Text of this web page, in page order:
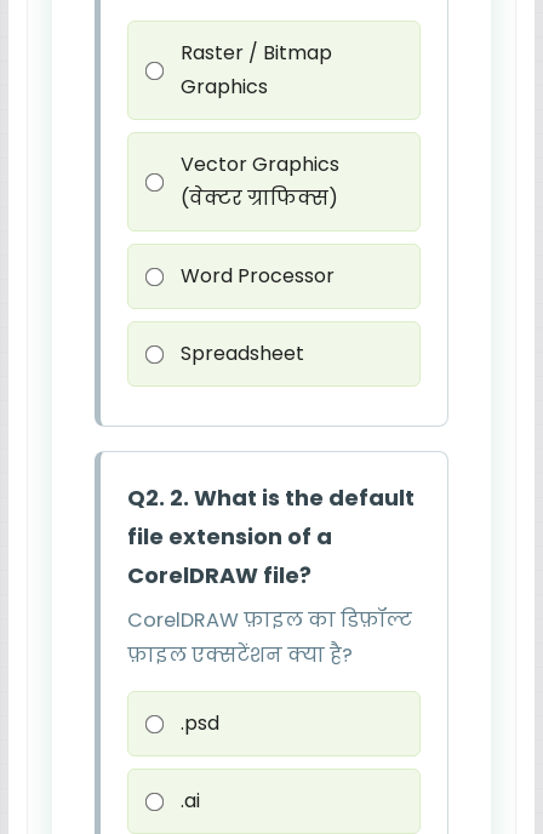
Raster / Bitmap
Graphics
Vector Graphics
(वेक्टर ग्राफिक्स)
Word Processor
Spreadsheet
Q2. 2. What is the default
file extension of a
CorelDRAW file?
CorelDRAW फ़ाइल का डिफ़ॉल्ट
फ़ाइल एक्सटेंशन क्या है?
.psd
.ai